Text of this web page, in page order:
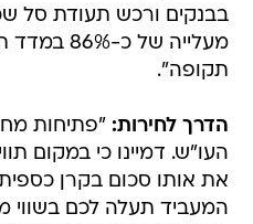
בבנקים ורכש תעודת סל
תקופה".
הדרך לחירות: "פתיחות
העו"ש. דמיינו כי במקום
את אותו סכום בקרן
המעביד תעלה לכם בשווי